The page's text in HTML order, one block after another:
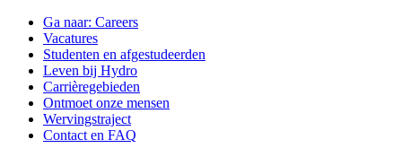
Ga naar: Careers
Vacatures
Studenten en afgestudeerden
Leven bij Hydro
Carrièregebieden
Ontmoet onze mensen
Wervingstraject
Contact en FAQ